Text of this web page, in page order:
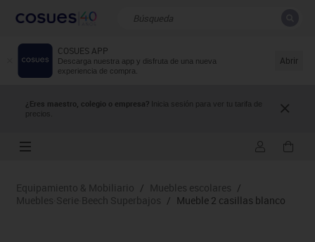
COSUES APP
Descarga nuestra app y disfruta de una nueva
experiencia de compra.
Abrir
¿Eres maestro, colegio o empresa? Inicia sesión para ver tu tarifa de
precios.
Resultados de la búsqueda
Equipamiento & Mobiliario / Muebles escolares /
Muebles·Serie·Beech Superbajos / Mueble 2 casillas blanco